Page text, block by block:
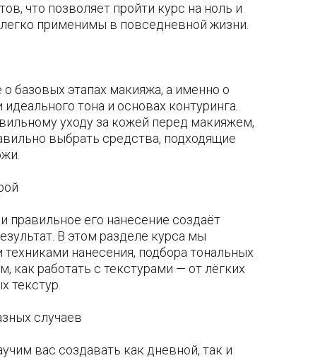
что позволяет пройти курс на ноль и
применимы в повседневной жизни.
базовых этапах макияжа, а именно о
тона и основах контуринга.
уходу за кожей перед макияжем,
выбрать средства, подходящие
правильное его нанесение создаёт
В этом разделе курса мы
нанесения, подбора тональных
как работать с текстурами — от лёгких
текстур.
случаев
вас создавать как дневной, так и